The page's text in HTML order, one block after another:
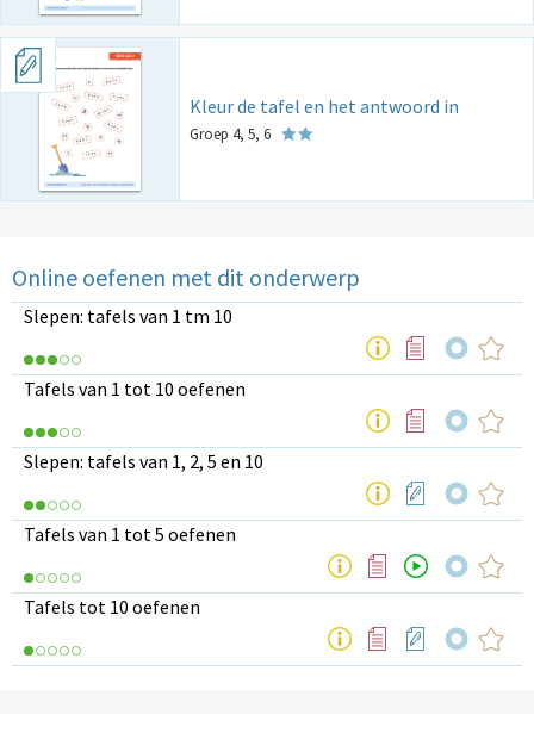
Kleur de tafel en het antwoord in
Groep 4, 5, 6
Online oefenen met dit onderwerp
Slepen: tafels van 1 tm 10
Tafels van 1 tot 10 oefenen
Slepen: tafels van 1, 2, 5 en 10
Tafels van 1 tot 5 oefenen
Tafels tot 10 oefenen